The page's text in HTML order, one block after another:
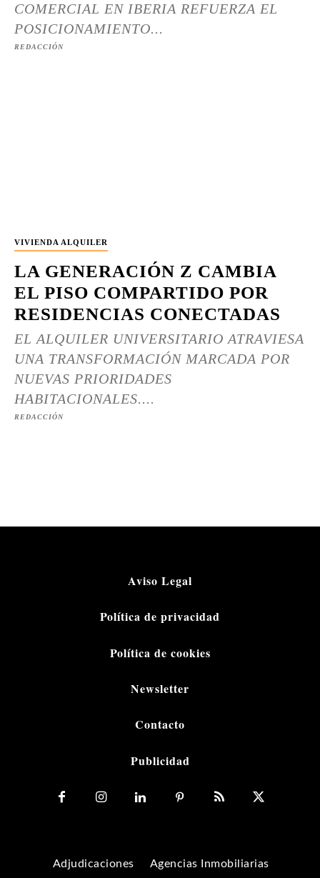
COMERCIAL EN IBERIA REFUERZA EL
POSICIONAMIENTO...
REDACCIÓN
VIVIENDA ALQUILER
LA GENERACIÓN Z CAMBIA
EL PISO COMPARTIDO POR
RESIDENCIAS CONECTADAS
EL ALQUILER UNIVERSITARIO ATRAVIESA
UNA TRANSFORMACIÓN MARCADA POR
NUEVAS PRIORIDADES
HABITACIONALES....
REDACCIÓN
Aviso Legal
Política de privacidad
Política de cookies
Newsletter
Contacto
Publicidad
Adjudicaciones
Agencias Inmobiliarias